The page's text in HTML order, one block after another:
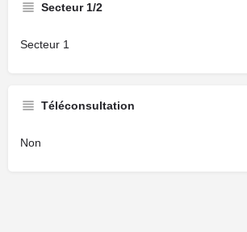
Secteur 1/2
Secteur 1
Téléconsultation
Non